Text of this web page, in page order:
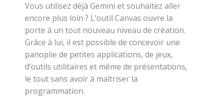
Vous utilisez déjà Gemini et souhaitez aller
encore plus loin ? L’outil Canvas ouvre la
porte à un tout nouveau niveau de création.
Grâce à lui, il est possible de concevoir une
panoplie de petites applications, de jeux,
d’outils utilitaires et même de présentations,
le tout sans avoir à maîtriser la
programmation.